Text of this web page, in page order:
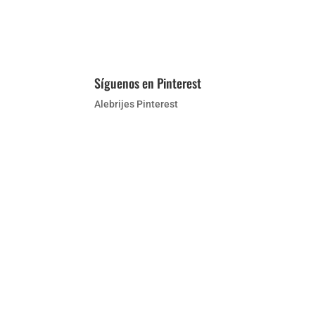
Síguenos en Pinterest
Alebrijes Pinterest